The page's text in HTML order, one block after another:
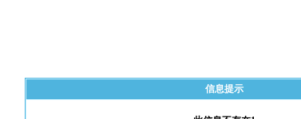
信息提示